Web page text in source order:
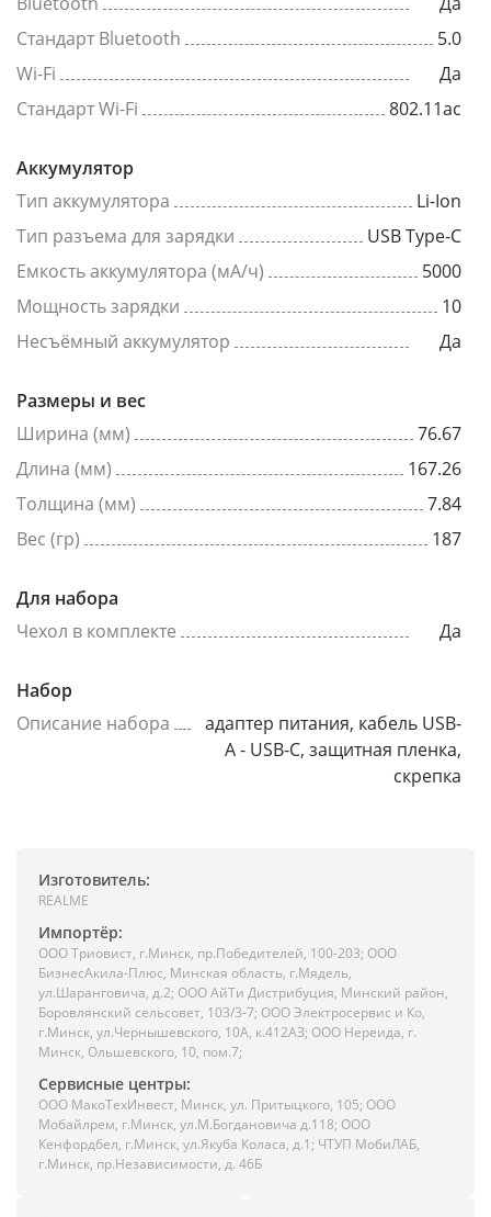
Стандарт Bluetooth
5.0
Wi-Fi
Да
Стандарт Wi-Fi
802.11ac
Аккумулятор
Тип аккумулятора
Li-Ion
Тип разъема для зарядки
USB Type-C
Емкость аккумулятора (мА/ч)
5000
Мощность зарядки
10
Несъёмный аккумулятор
Да
Размеры и вес
Ширина (мм)
76.67
Длина (мм)
167.26
Толщина (мм)
7.84
Вес (гр)
187
Для набора
Чехол в комплекте
Да
Набор
Описание набора
адаптер питания, кабель USB-
A - USB-C, защитная пленка,
скрепка
Изготовитель:
REALME
Импортёр:
ООО Триовист, г.Минск, пр.Победителей, 100-203; ООО
БизнесАкила-Плюс, Минская область, г.Мядель,
ул.Шаранговича, д.2; ООО АйТи Дистрибуция, Минский район,
Боровлянский сельсовет, 103/3-7; ООО Электросервис и Ко,
г.Минск, ул.Чернышевского, 10А, к.412АЗ; ООО Нереида, г.
Минск, Ольшевского, 10, пом.7;
Сервисные центры:
ООО МакоТехИнвест, Минск, ул. Притыцкого, 105; ООО
Мобайлрем, г.Минск, ул.М.Богдановича д.118; ООО
Кенфордбел, г.Минск, ул.Якуба Коласа, д.1; ЧТУП МобиЛАБ,
г.Минск, пр.Независимости, д. 46Б